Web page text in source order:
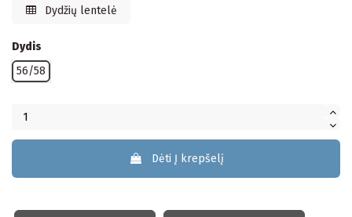
Dydžių lentelė
Dydis
56/58
Dėti Į krepšelį